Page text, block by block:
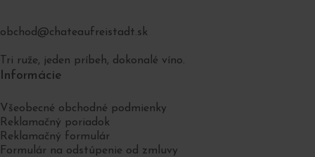
obchod@chateaufreistadt.sk
Tri ruže, jeden príbeh, dokonalé víno.
Informácie
Všeobecné obchodné podmienky
Reklamačný poriadok
Reklamačný formulár
Formulár na odstúpenie od zmluvy